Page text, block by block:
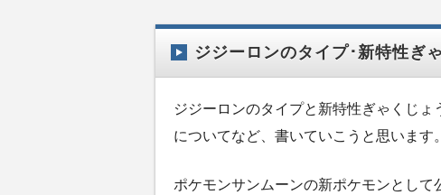
ジジーロンのタイプ･新特性ぎ
ジジーロンのタイプと新特性ぎゃくじょ
についてなど、書いていこうと思います。
ポケモンサンムーンの新ポケモンとして